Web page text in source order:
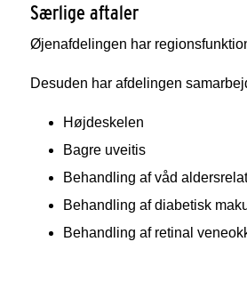
Særlige aftaler
Øjenafdelingen har
Desuden har afdelingen
Højdeskelen
Bagre uveitis
Behandling af våd
Behandling af diabetisk
Behandling af retinal